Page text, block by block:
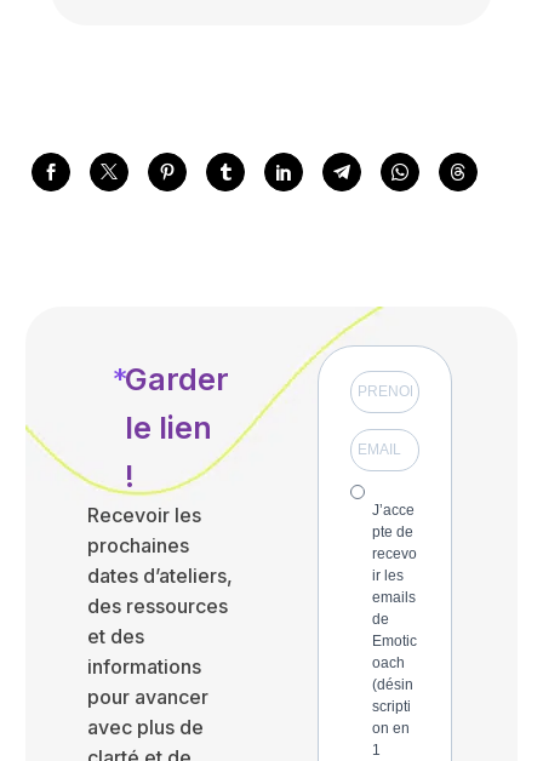
*Garder
le lien
!
Recevoir les
prochaines
dates d’ateliers,
des ressources
et des
informations
pour avancer
avec plus de
J’acce
pte de
recevo
ir les
emails
de
Emotic
oach
(désin
scripti
on en
1